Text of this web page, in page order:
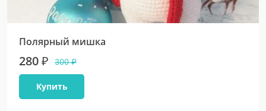
Полярный мишка
280 ₽ 300 ₽
Купить